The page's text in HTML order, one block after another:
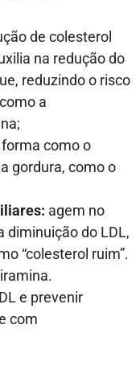
de colesterol
na reduçãodo
reduzindo o risco
a
como o
gordura, como o
agem no
diminuição do LDL,
“colesterol ruim”.
e prevenir
com